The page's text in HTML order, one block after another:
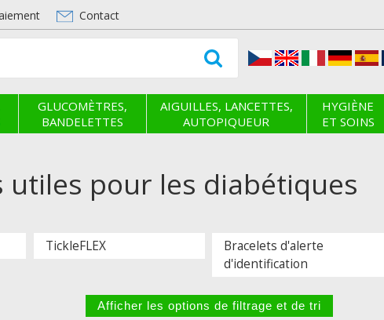
Contact
GLUCOMÈTRES,
BANDELETTES
AIGUILLES, LANCETTES,
AUTOPIQUEUR
HYGIÈNE
ET SOINS
utiles pour les diabétiques
TickleFLEX
Bracelets d'alerte
d'identification